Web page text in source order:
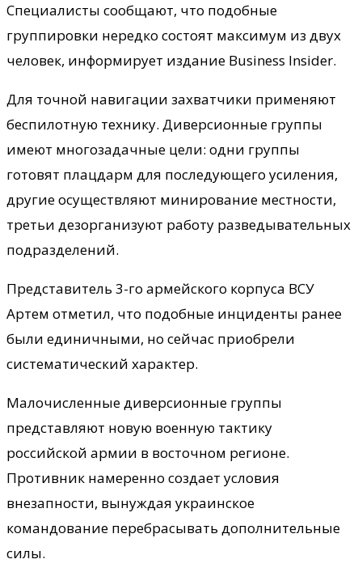
Специалисты сообщают, что подобные
группировки нередко состоят максимум из двух
человек, информирует издание Business Insider.
Для точной навигации захватчики применяют
беспилотную технику. Диверсионные группы
имеют многозадачные цели: одни группы
готовят плацдарм для последующего усиления,
другие осуществляют минирование местности,
третьи дезорганизуют работу разведывательных
подразделений.
Представитель 3-го армейского корпуса ВСУ
Артем отметил, что подобные инциденты ранее
были единичными, но сейчас приобрели
систематический характер.
Малочисленные диверсионные группы
представляют новую военную тактику
российской армии в восточном регионе.
Противник намеренно создает условия
внезапности, вынуждая украинское
командование перебрасывать дополнительные
силы.